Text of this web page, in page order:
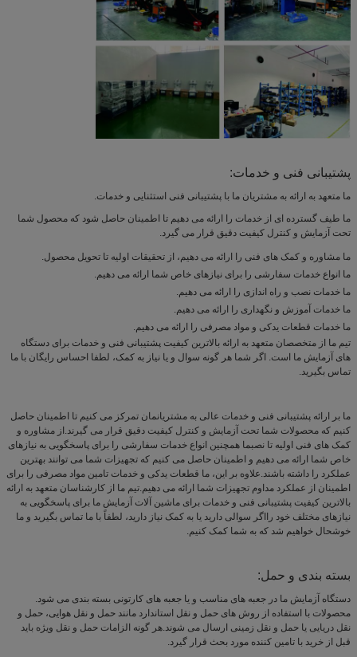
پشتیبانی فنی و خدمات:
ما متعهد به ارائه به مشتریان ما با پشتیبانی فنی استثنایی و خدمات.
ما طیف گسترده ای از خدمات را ارائه می دهیم تا اطمینان حاصل شود که محصول شما
تحت آزمایش و کنترل کیفیت دقیق قرار می گیرد.
ما مشاوره و کمک های فنی را ارائه می دهیم، از تحقیقات اولیه تا تحویل محصول.
ما انواع خدمات سفارشی را برای نیازهای خاص شما ارائه می دهیم.
ما خدمات نصب و راه اندازی را ارائه می دهیم.
ما خدمات آموزش و نگهداری را ارائه می دهیم.
ما خدمات قطعات یدکی و مواد مصرفی را ارائه می دهیم.
تیم ما از متخصصان متعهد به ارائه بالاترین کیفیت پشتیبانی فنی و خدمات برای دستگاه
های آزمایش ما است. اگر شما هر گونه سوال و یا نیاز به کمک، لطفا احساس رایگان با ما
تماس بگیرید.
ما بر ارائه پشتیبانی فنی و خدمات عالی به مشتریانمان تمرکز می کنیم تا اطمینان حاصل
کنیم که محصولات شما تحت آزمایش و کنترل کیفیت دقیق قرار می گیرند.از مشاوره و
کمک های فنی اولیه تا نصبما همچنین انواع خدمات سفارشی را برای پاسخگویی به نیازهای
خاص شما ارائه می دهیم و اطمینان حاصل می کنیم که تجهیزات شما می توانند بهترین
عملکرد را داشته باشند.علاوه بر اين، ما قطعات یدکی و خدمات تامین مواد مصرفی را برای
اطمینان از عملکرد مداوم تجهیزات شما ارائه می دهیم.تیم ما از کارشناسان متعهد به ارائه
بالاترین کیفیت پشتیبانی فنی و خدمات برای ماشین آلات آزمایش ما برای پاسخگویی به
نیازهای مختلف خود رااگر سوالی دارید یا به کمک نیاز دارید، لطفاً با ما تماس بگیرید و ما
خوشحال خواهیم شد که به شما کمک کنیم.
بسته بندی و حمل:
دستگاه آزمایش ما در جعبه های مناسب و یا جعبه های کارتونی بسته بندی می شود.
محصولات با استفاده از روش های حمل و نقل استاندارد مانند حمل و نقل هوایی، حمل و
نقل دریایی یا حمل و نقل زمینی ارسال می شوند.هر گونه الزامات حمل و نقل ویژه باید
قبل از خرید با تامین کننده مورد بحث قرار گیرد.